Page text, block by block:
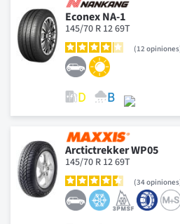
Econex NA-1
145/70 R 12 69T
12 opiniones
Arctictrekker WP05
145/70 R 12 69T
34opiniones